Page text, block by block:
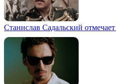
Станислав Садальский